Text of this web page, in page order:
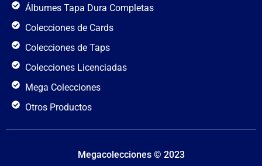
Álbumes Tapa Dura Completas
Colecciones de Cards
Colecciones de Taps
Colecciones Licenciadas
Mega Colecciones
Otros Productos
Megacolecciones © 2023